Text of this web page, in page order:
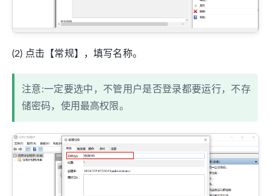
(2) 点击【常规】，填写名称。
注意:一定要选中，不管用户是否登录都要运行，不存
储密码，使用最高权限。